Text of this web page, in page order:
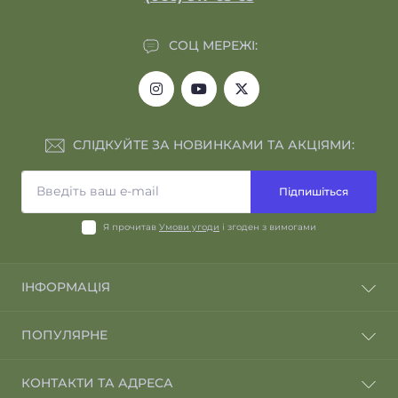
СОЦ МЕРЕЖІ:
СЛІДКУЙТЕ ЗА НОВИНКАМИ ТА АКЦІЯМИ:
Підпишіться
Я прочитав Умови угоди і згоден з вимогами
ІНФОРМАЦІЯ
Відгуки клієнтів
Умови угоди
ПОПУЛЯРНЕ
Бронепластини
КОНТАКТИ ТА АДРЕСА